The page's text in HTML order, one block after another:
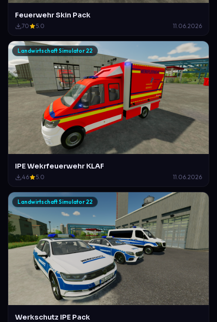
Feuerwehr Skin Pack
70 5.0 11.06.2026
Landwirtschaft Simulator 22
IPE Wekrfeuerwehr KLAF
46 5.0 11.06.2026
Landwirtschaft Simulator 22
Werkschutz IPE Pack